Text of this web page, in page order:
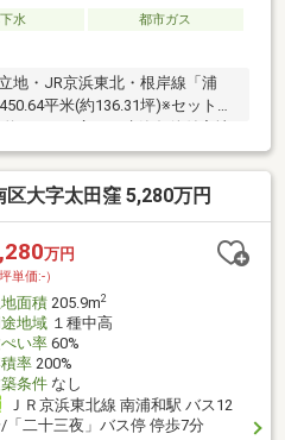
水
都市ガス
地・JR京浜東北・根岸線「浦
平米(約136.31坪)※セットバ
23.6mの広さ・建築条件付宅地
ウスメーカー・工務店で建築可
わせください▼周辺環境・サミ
・ドラッグセイムス太田窪
道路幅員により160％に制限■
します ━━━━━・・・物件の詳
せください。
大字太田窪 5,280万円
万円
坪単価:-）
面積205.9m2
地域１種中高
い率60%
率200%
条件なし
ＪＲ京浜東北線 南浦和駅 バス12
「二十三夜」バス停 停歩7分